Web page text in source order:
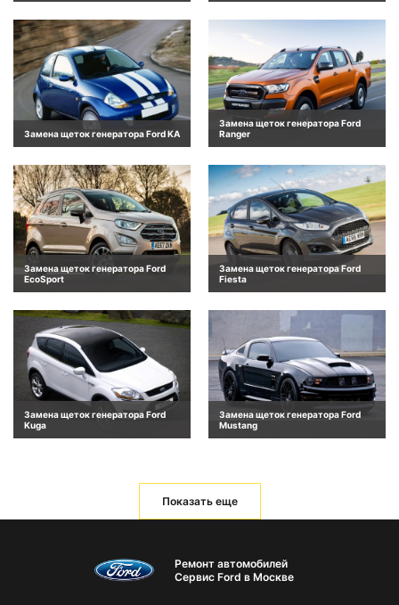
Замена щеток генератора Ford KA
Замена щеток генератора Ford
Ranger
Замена щеток генератора Ford
EcoSport
Замена щеток генератора Ford
Fiesta
Замена щеток генератора Ford
Kuga
Замена щеток генератора Ford
Mustang
Показать еще
Ремонт автомобилей
Сервис Ford в Москве